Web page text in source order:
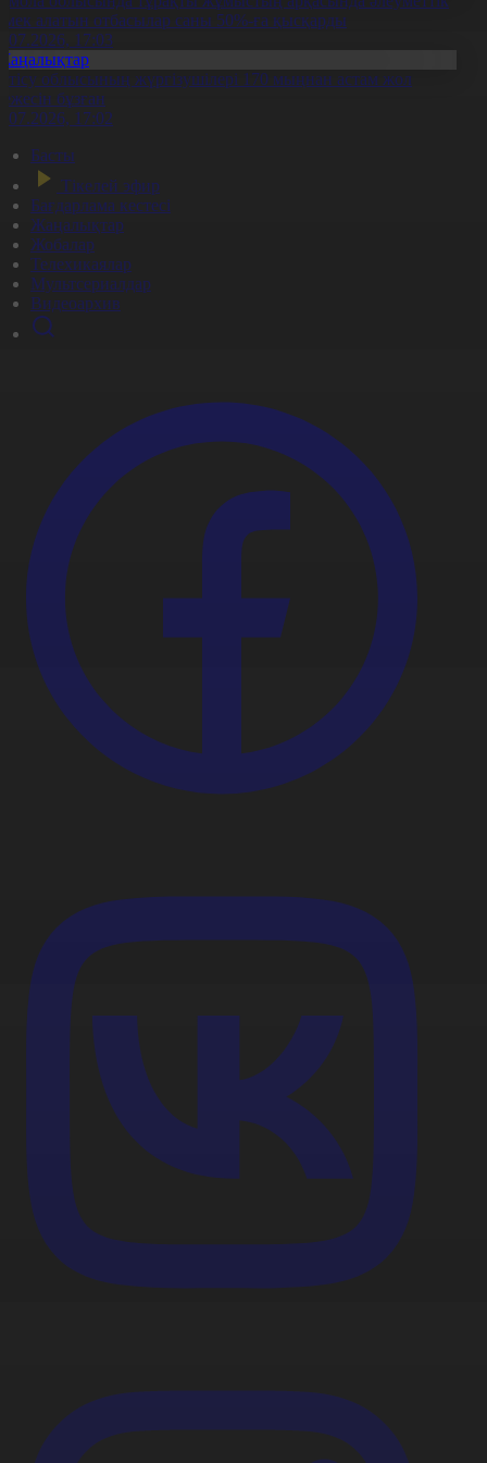
алатын отбасылар саны 50%-ға қысқарды
17:03
облысының жүргізушілері 170 мыңнан астам жол
бұзған
17:02
Басты
Тікелей эфир
Бағдарлама кестесі
Жаңалықтар
Жобалар
Телехикаялар
Мультсериалдар
Видеоархив